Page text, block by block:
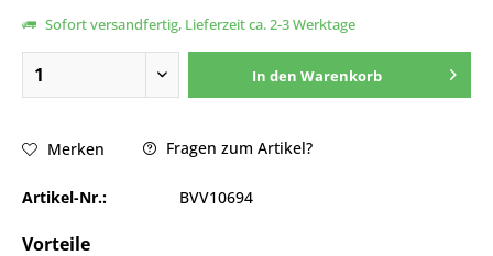
Sofort versandfertig, Lieferzeit ca. 2-3 Werktage
In den Warenkorb
Merken Fragen zum Artikel?
Artikel-Nr.: BVV10694
Vorteile